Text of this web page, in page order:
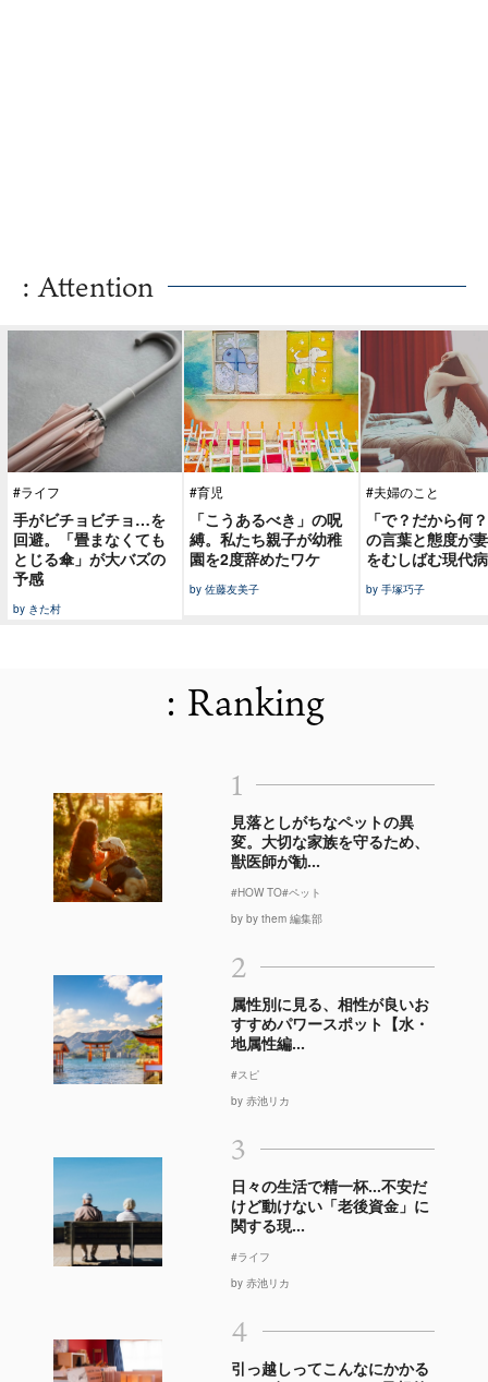
: Attention
#ライフ
手がビチョビチョ…を
回避。「畳まなくても
とじる傘」が大バズの
予感
by きた村
#育児
「こうあるべき」の呪
縛。私たち親子が幼稚
園を2度辞めたワケ
by 佐藤友美子
#夫婦のこと
「で？だから何
の言葉と態度が
をむしばむ現代病
by 手塚巧子
: Ranking
1
見落としがちなペットの異
変。大切な家族を守るため、
獣医師が勧...
#HOW TO#ペット
by by them 編集部
2
属性別に見る、相性が良いお
すすめパワースポット【水・
地属性編...
#スピ
by 赤池リカ
3
日々の生活で精一杯…不安だ
けど動けない「老後資金」に
関する現...
#ライフ
by 赤池リカ
4
引っ越しってこんなにかかる